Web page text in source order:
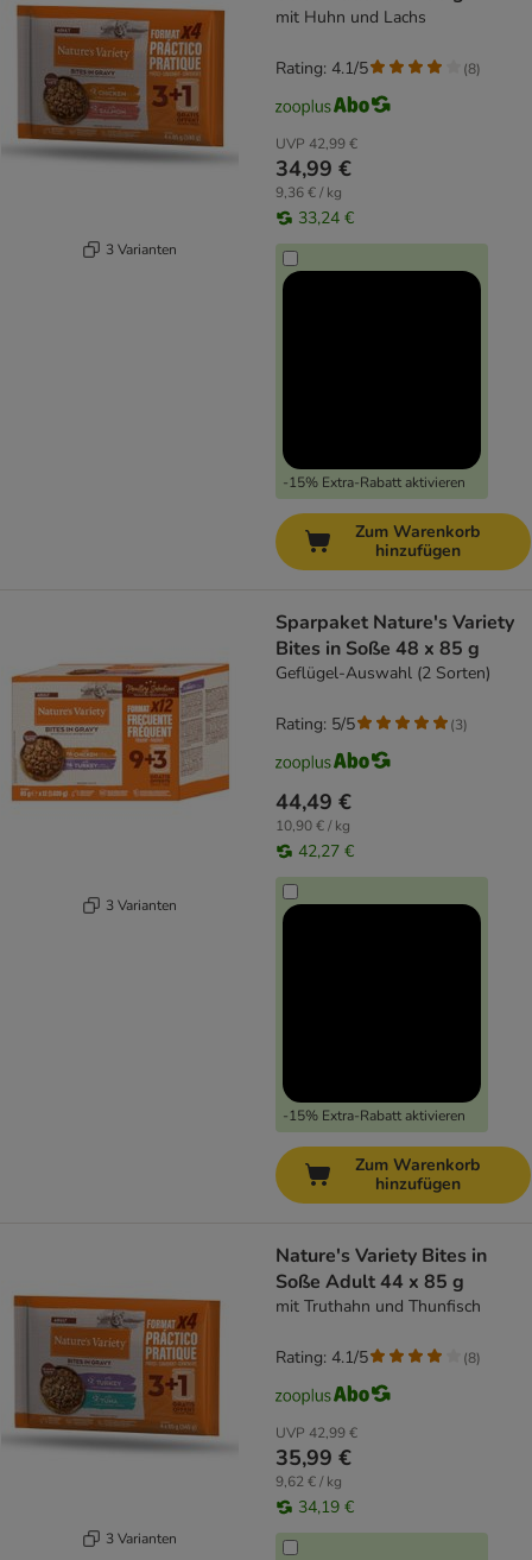
3 Varianten
mit Huhn und Lachs
UVP 42,99 €
34,99 €
9,36 € / kg
33,24 €
-15% Extra-Rabatt aktivieren
Rating: 4.1/5 (8)
Zum Warenkorb
hinzufügen
3 Varianten
Sparpaket Nature's Variety
Bites in Soße 48 x 85 g
Geflügel-Auswahl (2 Sorten)
44,49 €
10,90 € / kg
42,27 €
-15% Extra-Rabatt aktivieren
Rating: 5/5 (3)
Zum Warenkorb
hinzufügen
3 Varianten
Nature's Variety Bites in
Soße Adult 44 x 85 g
mit Truthahn und Thunfisch
UVP 42,99 €
35,99 €
9,62 € / kg
34,19 €
Rating: 4.1/5 (8)